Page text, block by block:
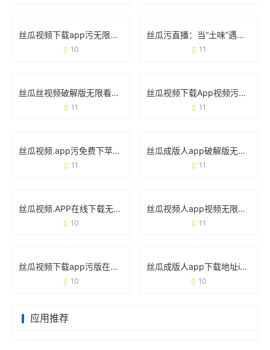
丝瓜视频下载app污无限：为什么总有人想用？这些风险你真的知道吗？
10
丝瓜污直播：当“土味”遇上擦边，流量狂欢背后的隐患
11
丝瓜丝视频破解版无限看下载免费污视频：你不得不防的五大真相
11
丝瓜视频下载App视频污版在线版：这些细节你必须知道
11
丝瓜视频.app污免费下苹果破解版：这些隐藏风险你必须知道！
11
丝瓜成版人app破解版无限看污视频：你以为捡到宝，实际踩了雷？
11
丝瓜视频.APP在线下载无限18入口ios：iOS用户如何一键解锁海量内容
10
丝瓜视频人app视频无限看网站官方版：一款让你“刷到停不下来”的神器？
11
丝瓜视频下载app污版在线观看网址版背后的用户需求与使用真相
10
丝瓜成版人app下载地址ios版：如何快速获取并安全使用？
10
应用推荐